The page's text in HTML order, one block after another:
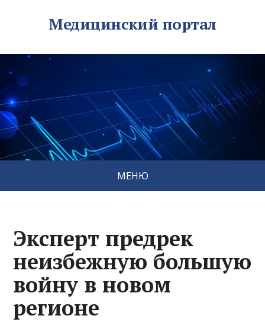
Медицинский портал
МЕНЮ
Эксперт предрек
неизбежную большую
войну в новом
регионе